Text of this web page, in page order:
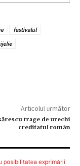
festivalul
Articolul următor
trage de urechi
creditatul român
posibilitatea exprimării